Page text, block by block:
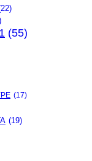
(55)
(17)
(19)